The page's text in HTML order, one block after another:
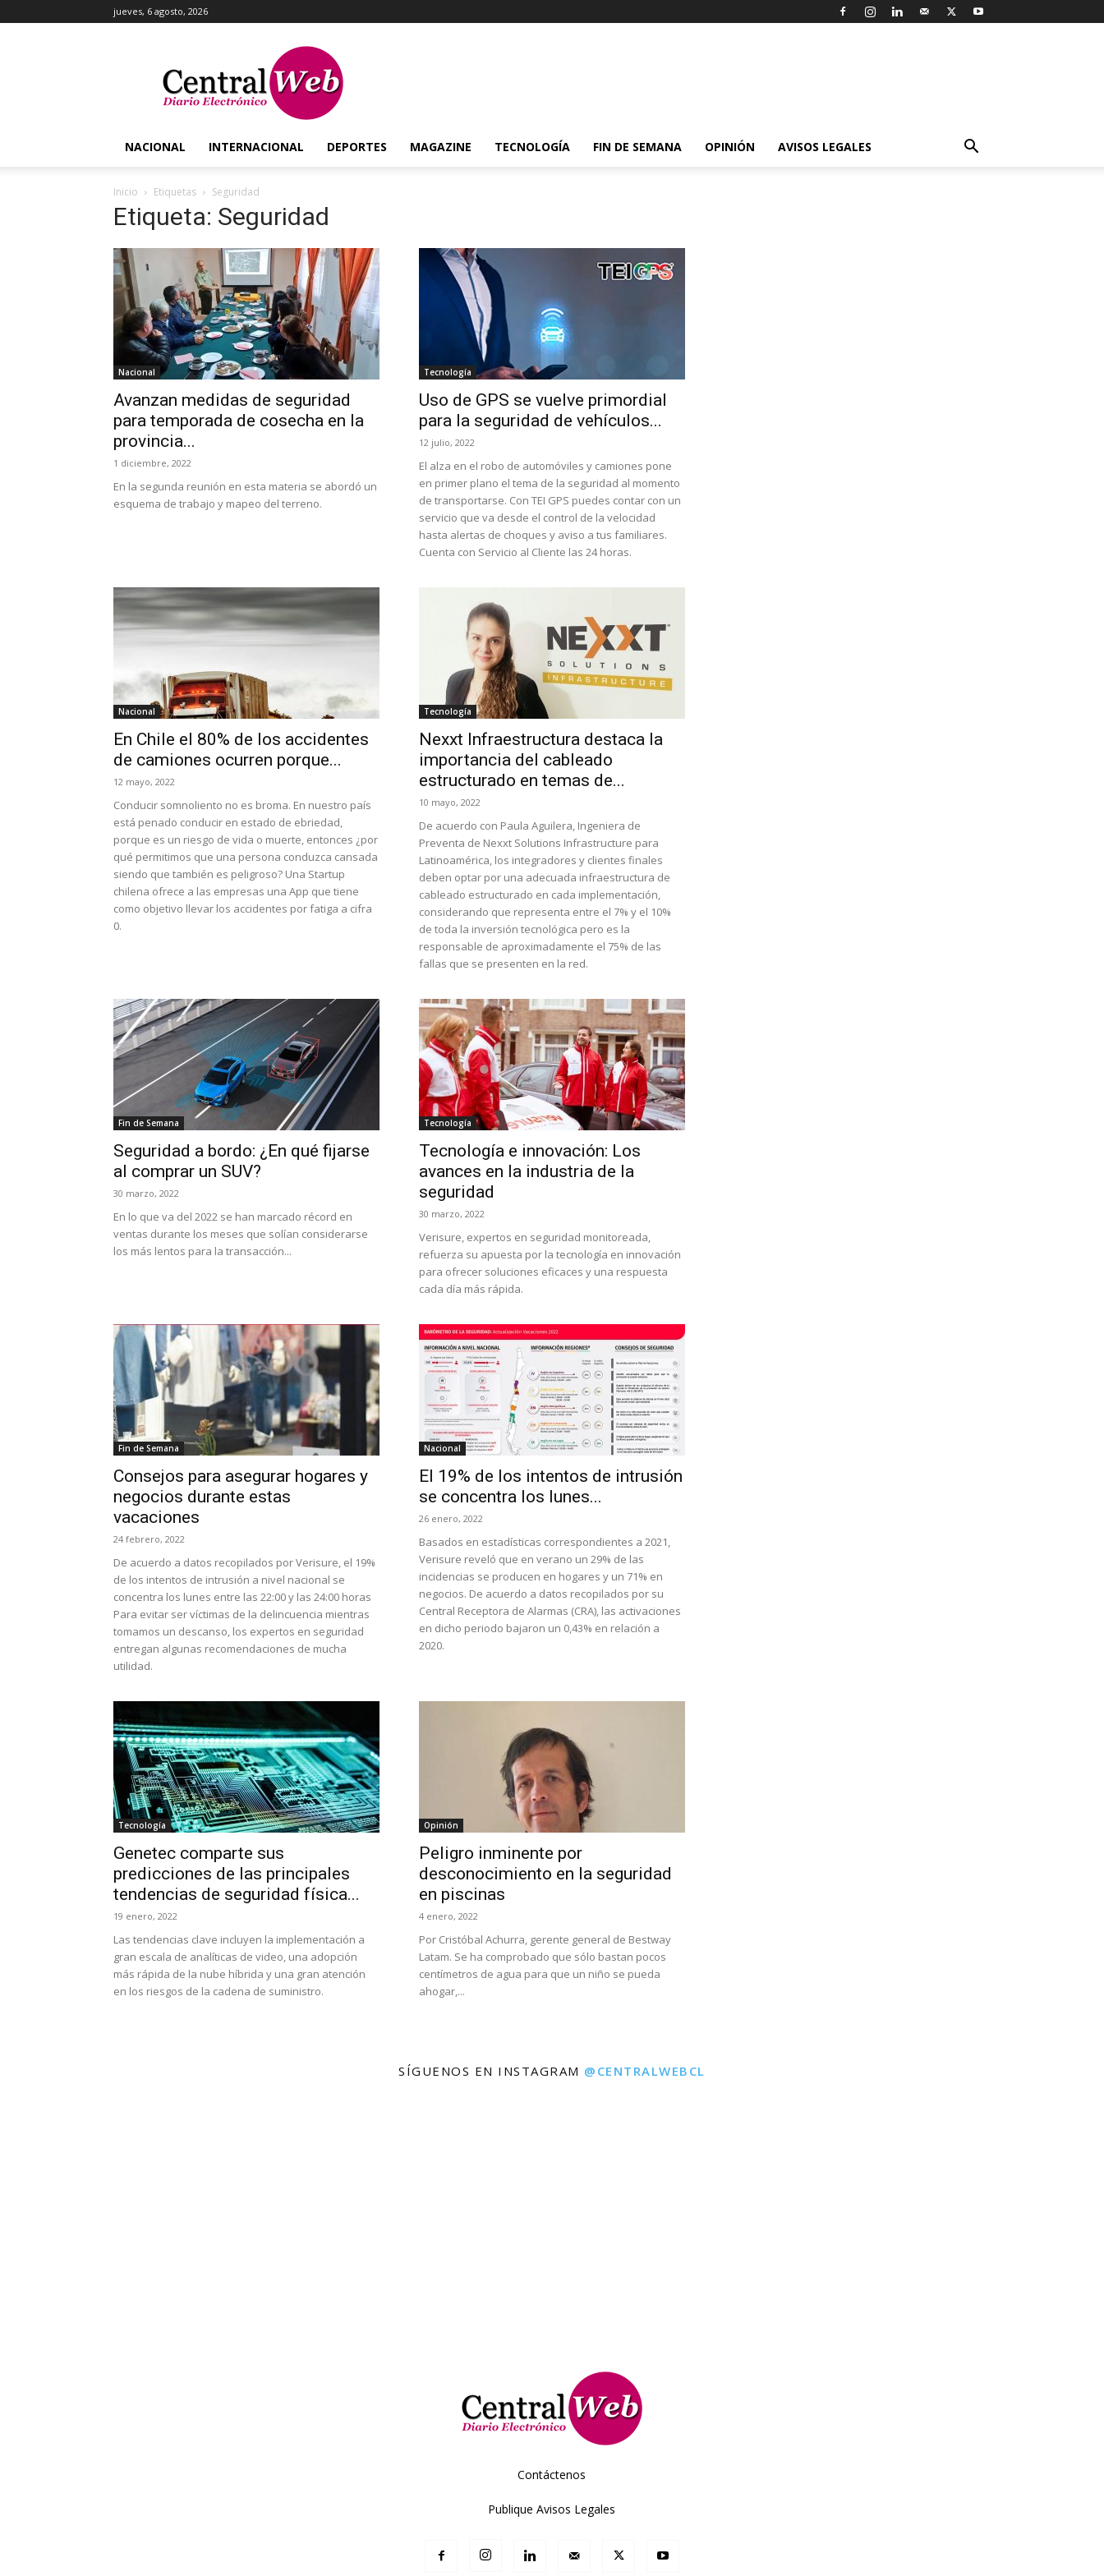
jueves, 6 agosto, 2026
Central
Web
NACIONAL INTERNACIONAL DEPORTES MAGAZINE TECNOLOGÍA FIN DE SEMANA OPINIÓN AVISOS LEGALES
Inicio Etiquetas Seguridad
Etiqueta: Seguridad
Nacional
Avanzan medidas de seguridad
para temporada de cosecha en la
provincia...
1 diciembre, 2022
En la segunda reunión en esta materia se abordó un
esquema de trabajo y mapeo del terreno.
Tecnología
Uso de GPS se vuelve primordial
para la seguridad de vehículos...
12 julio, 2022
El alza en el robo de automóviles y camiones pone
en primer plano el tema de la seguridad al momento
de transportarse. Con TEI GPS puedes contar con un
servicio que va desde el control de la velocidad
hasta alertas de choques y aviso a tus familiares.
Cuenta con Servicio al Cliente las 24 horas.
Nacional
En Chile el 80% de los accidentes
de camiones ocurren porque...
12 mayo, 2022
Conducir somnoliento no es broma. En nuestro país
está penado conducir en estado de ebriedad,
porque es un riesgo de vida o muerte, entonces ¿por
qué permitimos que una persona conduzca cansada
siendo que también es peligroso? Una Startup
chilena ofrece a las empresas una App que tiene
como objetivo llevar los accidentes por fatiga a cifra
0.
Tecnología
Nexxt Infraestructura destaca la
importancia del cableado
estructurado en temas de...
10 mayo, 2022
De acuerdo con Paula Aguilera, Ingeniera de
Preventa de Nexxt Solutions Infrastructure para
Latinoamérica, los integradores y clientes finales
deben optar por una adecuada infraestructura de
cableado estructurado en cada implementación,
considerando que representa entre el 7% y el 10%
de toda la inversión tecnológica pero es la
responsable de aproximadamente el 75% de las
fallas que se presenten en la red.
Fin de Semana
Seguridad a bordo: ¿En qué fijarse
al comprar un SUV?
30 marzo, 2022
En lo que va del 2022 se han marcado récord en
ventas durante los meses que solían considerarse
los más lentos para la transacción...
Tecnología
Tecnología e innovación: Los
avances en la industria de la
seguridad
30 marzo, 2022
Verisure, expertos en seguridad monitoreada,
refuerza su apuesta por la tecnología en innovación
para ofrecer soluciones eficaces y una respuesta
cada día más rápida.
Fin de Semana
Consejos para asegurar hogares y
negocios durante estas
vacaciones
24 febrero, 2022
De acuerdo a datos recopilados por Verisure, el 19%
de los intentos de intrusión a nivel nacional se
concentra los lunes entre las 22:00 y las 24:00 horas
Para evitar ser víctimas de la delincuencia mientras
tomamos un descanso, los expertos en seguridad
entregan algunas recomendaciones de mucha
utilidad.
Nacional
El 19% de los intentos de intrusión
se concentra los lunes...
26 enero, 2022
Basados en estadísticas correspondientes a 2021,
Verisure reveló que en verano un 29% de las
incidencias se producen en hogares y un 71% en
negocios. De acuerdo a datos recopilados por su
Central Receptora de Alarmas (CRA), las activaciones
en dicho periodo bajaron un 0,43% en relación a
2020.
Tecnología
Genetec comparte sus
predicciones de las principales
tendencias de seguridad física...
19 enero, 2022
Las tendencias clave incluyen la implementación a
gran escala de analíticas de video, una adopción
más rápida de la nube híbrida y una gran atención
en los riesgos de la cadena de suministro.
Opinión
Peligro inminente por
desconocimiento en la seguridad
en piscinas
4 enero, 2022
Por Cristóbal Achurra, gerente general de Bestway
Latam. Se ha comprobado que sólo bastan pocos
centímetros de agua para que un niño se pueda
ahogar,...
SÍGUENOS EN INSTAGRAM @CENTRALWEBCL
Contáctenos
Publique Avisos Legales